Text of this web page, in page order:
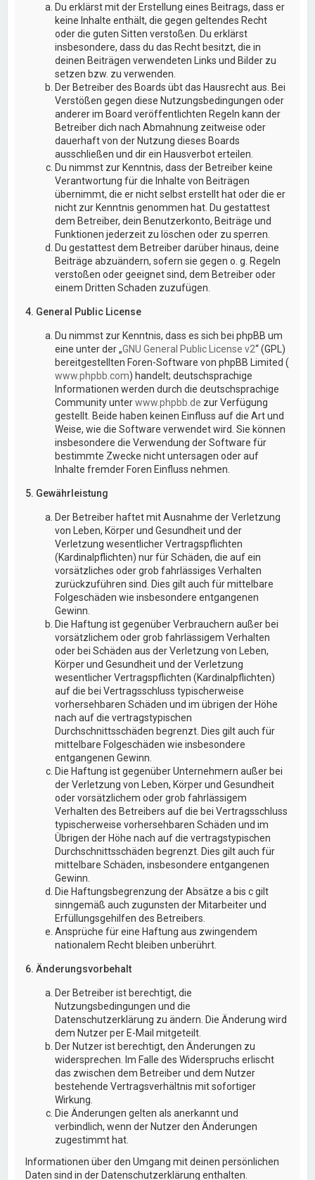
Du erklärst mit der Erstellung eines Beitrags, dass er
keine Inhalte enthält, die gegen geltendes Recht
oder die guten Sitten verstoßen. Du erklärst
insbesondere, dass du das Recht besitzt, die in
deinen Beiträgen verwendeten Links und Bilder zu
setzen bzw. zu verwenden.
Der Betreiber des Boards übt das Hausrecht aus. Bei
Verstößen gegen diese Nutzungsbedingungen oder
anderer im Board veröffentlichten Regeln kann der
Betreiber dich nach Abmahnung zeitweise oder
dauerhaft von der Nutzung dieses Boards
ausschließen und dir ein Hausverbot erteilen.
Du nimmst zur Kenntnis, dass der Betreiber keine
Verantwortung für die Inhalte von Beiträgen
übernimmt, die er nicht selbst erstellt hat oder die er
nicht zur Kenntnis genommen hat. Du gestattest
dem Betreiber, dein Benutzerkonto, Beiträge und
Funktionen jederzeit zu löschen oder zu sperren.
Du gestattest dem Betreiber darüber hinaus, deine
Beiträge abzuändern, sofern sie gegen o. g. Regeln
verstoßen oder geeignet sind, dem Betreiber oder
einem Dritten Schaden zuzufügen.
4. General Public License
Du nimmst zur Kenntnis, dass es sich bei phpBB um
eine unter der „GNU General Public License v2“ (GPL)
bereitgestellten Foren-Software von phpBB Limited (
www.phpbb.com) handelt; deutschsprachige
Informationen werden durch die deutschsprachige
Community unterwww.phpbb.de zur Verfügung
gestellt. Beide haben keinen Einfluss auf die Art und
Weise, wie die Software verwendet wird. Sie können
insbesondere die Verwendung der Software für
bestimmte Zwecke nicht untersagen oder auf
Inhalte fremder Foren Einfluss nehmen.
5. Gewährleistung
Der Betreiber haftet mit Ausnahme der Verletzung
von Leben, Körper und Gesundheit und der
Verletzung wesentlicher Vertragspflichten
(Kardinalpflichten) nur für Schäden, die auf ein
vorsätzliches oder grob fahrlässiges Verhalten
zurückzuführen sind. Dies gilt auch für mittelbare
Folgeschäden wie insbesondere entgangenen
Gewinn.
Die Haftung ist gegenüber Verbrauchern außer bei
vorsätzlichem oder grob fahrlässigem Verhalten
oder bei Schäden aus der Verletzung von Leben,
Körper und Gesundheit und der Verletzung
wesentlicher Vertragspflichten (Kardinalpflichten)
auf die bei Vertragsschluss typischerweise
vorhersehbaren Schäden und im übrigen der Höhe
nach auf die vertragstypischen
Durchschnittsschäden begrenzt. Dies gilt auch für
mittelbare Folgeschäden wie insbesondere
entgangenen Gewinn.
Die Haftung ist gegenüber Unternehmern außer bei
der Verletzung von Leben, Körper und Gesundheit
oder vorsätzlichem oder grob fahrlässigem
Verhalten des Betreibers auf die bei Vertragsschluss
typischerweise vorhersehbaren Schäden und im
Übrigen der Höhe nach auf die vertragstypischen
Durchschnittsschäden begrenzt. Dies gilt auch für
mittelbare Schäden, insbesondere entgangenen
Gewinn.
Die Haftungsbegrenzung der Absätze a bis c gilt
sinngemäß auch zugunsten der Mitarbeiter und
Erfüllungsgehilfen des Betreibers.
Ansprüche für eine Haftung aus zwingendem
nationalem Recht bleiben unberührt.
6. Änderungsvorbehalt
Der Betreiber ist berechtigt, die
Nutzungsbedingungen und die
Datenschutzerklärung zu ändern. Die Änderung wird
dem Nutzer per E-Mail mitgeteilt.
Der Nutzer ist berechtigt, den Änderungen zu
widersprechen. Im Falle des Widerspruchs erlischt
das zwischen dem Betreiber und dem Nutzer
bestehende Vertragsverhältnis mit sofortiger
Wirkung.
Die Änderungen gelten als anerkannt und
verbindlich, wenn der Nutzer den Änderungen
zugestimmt hat.
Informationen über den Umgang mit deinen persönlichen
Daten sind in der Datenschutzerklärung enthalten.